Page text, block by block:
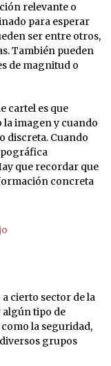
relevante o
para esperar
ser entre otros,
También pueden
de magnitud o
cartel es que
la imagen y cuando
discreta. Cuando
que recordar que
concreta
cierto sector de la
algún tipo de
la seguridad,
grupos